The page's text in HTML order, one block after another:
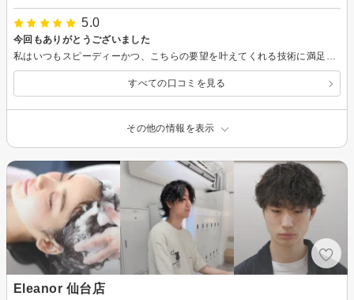
5.0
今回もありがとうございました
私はいつもスピーディーかつ、こちらの要望を叶えてくれる技術に満足です。 ちょっと切りたい、時間がないなどのビジネスマンにはちょうど良いと思います。 これからもよろしくお願いします！
すべての口コミを見る
その他の情報を表示
Eleanor 仙台店